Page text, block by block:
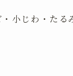
小じわ・たる